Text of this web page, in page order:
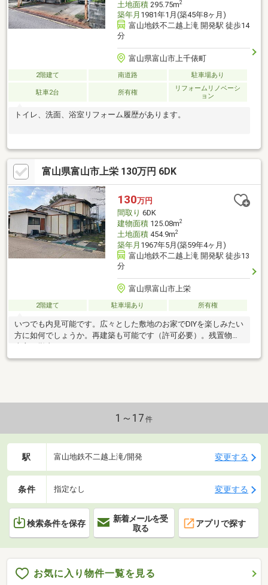
土地面積295.75m2
築年月 1981年1月(築45年8ヶ月)
富山地鉄不二越上滝 開発駅 徒歩14
分
富山県富山市上千俵町
2階建て 南道路 駐車場あり
駐車2台 所有権
リフォームリノベーシ
ョン
トイレ、洗面、浴室リフォーム履歴があります。
富山県富山市上栄 130万円 6DK
130万円
間取り 6DK
建物面積125.08m2
土地面積454.9m2
築年月 1967年5月(築59年4ヶ月)
富山地鉄不二越上滝 開発駅 徒歩13
分
富山県富山市上栄
2階建て 駐車場あり 所有権
いつでも内見可能です。広々とした敷地のお家でDIYを楽しみたい
方に如何でしょうか。再建築も可能です（許可必要）。残置物は
売主で撤去します。
1～17 件
駅 富山地鉄不二越上滝/開発 変更する
条件 指定なし 変更する
検索条件を保存
新着メールを受
取る
アプリで探す
お気に入り物件一覧を見る